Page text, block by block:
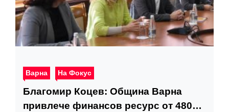
Варна На Фокус
Благомир Коцев: Община Варна
привлече финансов ресурс от 480